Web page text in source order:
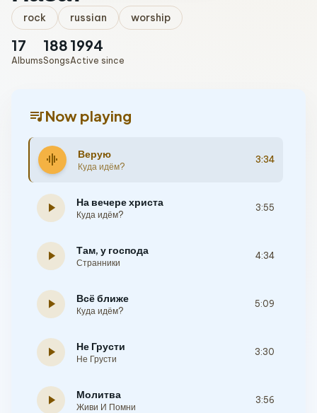
rock russian worship
17
Albums
188
Songs
1994
Active since
queue_musicNow playing
graphic_eq Верую
Куда идём?
3:34
play_arrow На вечере христа
Куда идём?
3:55
play_arrow Там, у господа
Странники
4:34
play_arrow Всё ближе
Куда идём?
5:09
play_arrow Не Грусти
Не Грусти
3:30
play_arrow Молитва
Живи И Помни
3:56